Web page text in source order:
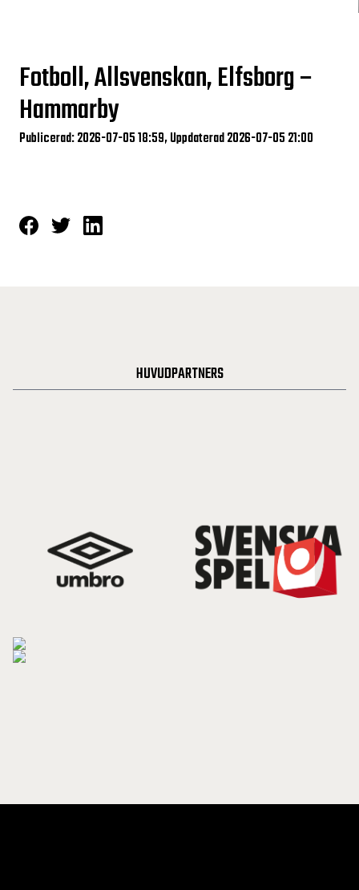
Fotboll, Allsvenskan, Elfsborg –
Hammarby
Publicerad: 2026-07-05 18:59, Uppdaterad 2026-07-05 21:00
HUVUDPARTNERS